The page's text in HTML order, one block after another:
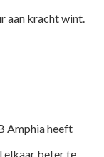
aan kracht wint.
Amphia heeft
elkaar beter te